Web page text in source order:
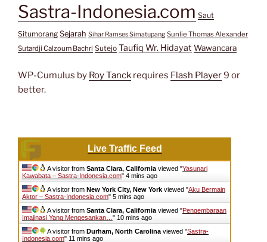
Sastra-Indonesia.com Saut
Situmorang Sejarah Sihar Ramses Simatupang Sunlie Thomas Alexander
Sutardji Calzoum Bachri Sutejo Taufiq Wr. Hidayat Wawancara
WP-Cumulus by Roy Tanck requires Flash Player9 or
better.
Live Traffic Feed
A visitor from Santa Clara, California viewed "Yasunari
Kawabata – Sastra-Indonesia.com" 4 mins ago
A visitor from New York City, New York viewed "Aku Bermain
Aktor – Sastra-Indonesia.com" 5 mins ago
A visitor from Santa Clara, California viewed "Pengembaraan
Imajinasi Yang Mengesankan… " 10 mins ago
A visitor from Durham, North Carolina viewed "Sastra-
Indonesia.com" 11 mins ago